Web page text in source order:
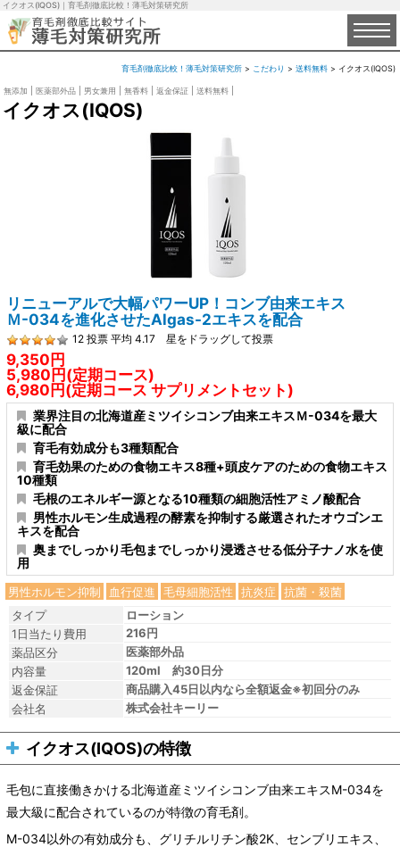
イクオス(IQOS)｜育毛剤徹底比較！薄毛対策研究所
育毛剤徹底比較！薄毛対策研究所 > こだわり > 送料無料 > イクオス(IQOS)
無添加 医薬部外品 男女兼用 無香料 返金保証 送料無料
イクオス(IQOS)
リニューアルで大幅パワーUP！コンブ由来エキス
Ｍ-034を進化させたAlgas-2エキスを配合
12 投票 平均 4.17 星をドラッグして投票
9,350円
5,980円(定期コース)
6,980円(定期コース サプリメントセット)
業界注目の北海道産ミツイシコンブ由来エキスＭ-034を最大
級に配合
育毛有効成分も3種類配合
育毛効果のための食物エキス8種+頭皮ケアのための食物エキス
10種類
毛根のエネルギー源となる10種類の細胞活性アミノ酸配合
男性ホルモン生成過程の酵素を抑制する厳選されたオウゴンエ
キスを配合
奥までしっかり毛包までしっかり浸透させる低分子ナノ水を使
用
男性ホルモン抑制 血行促進 毛母細胞活性 抗炎症
抗菌・殺菌
タイプ
ローション
1日当たり費用
216円
薬品区分
医薬部外品
内容量
120ml 約30日分
返金保証
商品購入45日以内なら全額返金※初回分のみ
会社名
株式会社キーリー
イクオス(IQOS)の特徴
毛包に直接働きかける北海道産ミツイシコンブ由来エキスM-034を
最大級に配合されているのが特徴の育毛剤。
M-034以外の有効成分も、グリチルリチン酸2K、センブリエキス、